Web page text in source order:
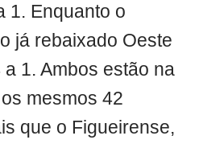
1. Enquanto o
já rebaixado Oeste
1. Ambos estão na
mesmos 42
que o Figueirense,